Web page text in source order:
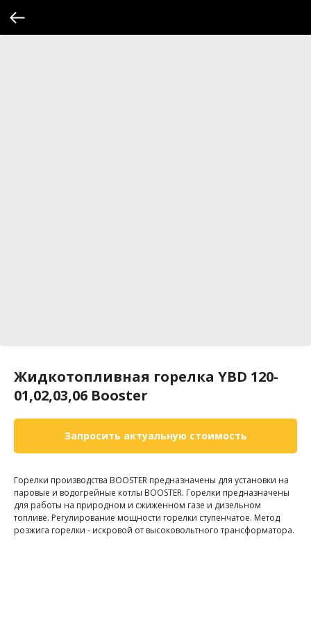
Жидкотопливная горелка YBD 120-
01,02,03,06 Booster
Запросить актуальную стоимость
Горелки производства BOOSTER предназначены для установки на
паровые и водогрейные котлы BOOSTER. Горелки предназначены
для работы на природном и сжиженном газе и дизельном
топливе. Регулирование мощности горелки ступенчатое. Метод
розжига горелки - искровой от высоковольтного трансформатора.